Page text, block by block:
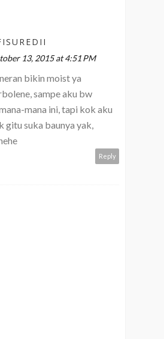
13, 2015 at 4:51 PM
bikin moist ya
sampe aku bw
mana ini, tapi kok aku
gitu suka baunya yak,
Reply